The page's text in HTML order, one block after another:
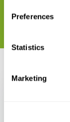
Preferences
Statistics
Marketing